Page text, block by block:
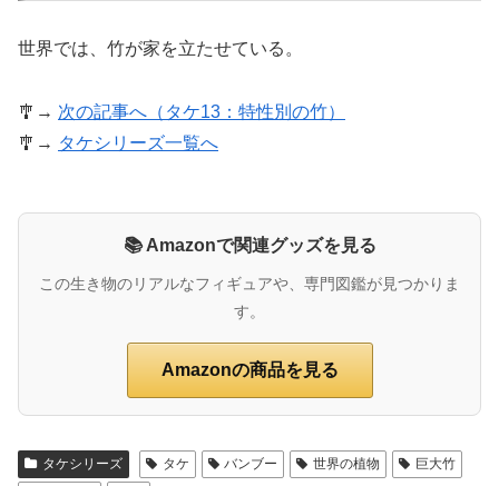
世界では、竹が家を立たせている。
🎐→ 次の記事へ（タケ13：特性別の竹）
🎐→ タケシリーズ一覧へ
📚 Amazonで関連グッズを見る
この生き物のリアルなフィギュアや、専門図鑑が見つかりま
す。
Amazonの商品を見る
タケシリーズ タケ バンブー 世界の植物
巨大竹